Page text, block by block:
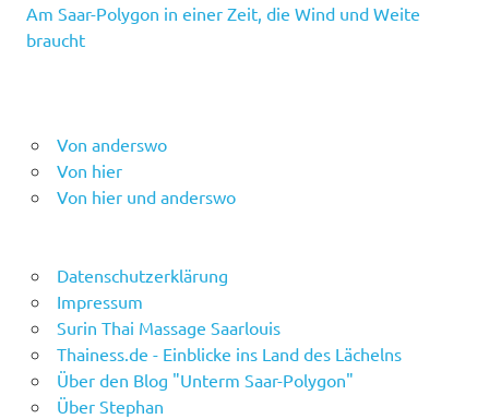
Am Saar-Polygon in einer Zeit, die Wind und Weite
braucht
Von anderswo
Von hier
Von hier und anderswo
Datenschutzerklärung
Impressum
Surin Thai Massage Saarlouis
Thainess.de - Einblicke ins Land des Lächelns
Über den Blog "Unterm Saar-Polygon"
Über Stephan